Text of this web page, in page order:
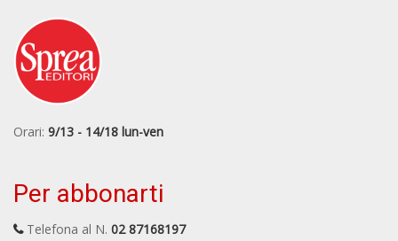
Orari: 9/13 - 14/18 lun-ven
Per abbonarti
Telefona al N. 02 87168197